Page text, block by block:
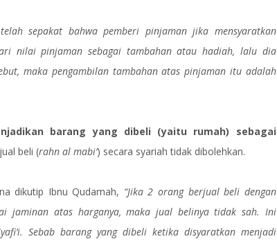
sepakat bahwa pemberi pinjaman jika mensyaratkan
nilai pinjaman sebagai tambahan atau hadiah, lalu dia
maka pengambilan tambahan atas pinjaman itu adalah
barang yang dibeli (yaitu rumah) sebagai
beli (rahn al mabi’) secara syariah tidak dibolehkan.
dikutip Ibnu Qudamah, “Jika 2 orang berjual beli dengan
jaminan atas harganya, maka jual belinya tidak sah. Ini
Sebab barang yang dibeli ketika disyaratkan menjadi